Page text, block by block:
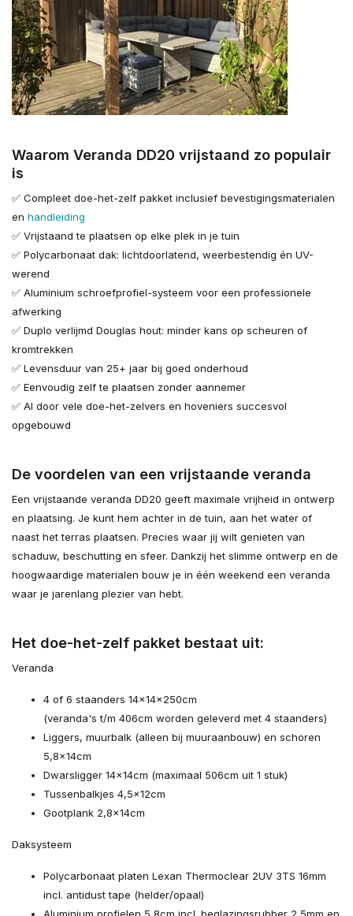
Waarom Veranda DD20 vrijstaand zo populair
is
✅ Compleet doe-het-zelf pakket inclusief bevestigingsmaterialen
en handleiding
✅ Vrijstaand te plaatsen op elke plek in je tuin
✅ Polycarbonaat dak: lichtdoorlatend, weerbestendig én UV-
werend
✅ Aluminium schroefprofiel-systeem voor een professionele
afwerking
✅ Duplo verlijmd Douglas hout: minder kans op scheuren of
kromtrekken
✅ Levensduur van 25+ jaar bij goed onderhoud
✅ Eenvoudig zelf te plaatsen zonder aannemer
✅ Al door vele doe-het-zelvers en hoveniers succesvol
opgebouwd
De voordelen van een vrijstaande veranda
Een vrijstaande veranda DD20 geeft maximale vrijheid in ontwerp
en plaatsing. Je kunt hem achter in de tuin, aan het water of
naast het terras plaatsen. Precies waar jij wilt genieten van
schaduw, beschutting en sfeer. Dankzij het slimme ontwerp en de
hoogwaardige materialen bouw je in één weekend een veranda
waar je jarenlang plezier van hebt.
Het doe-het-zelf pakket bestaat uit:
Veranda
4 of 6 staanders 14×14×250cm
(veranda's t/m 406cm worden geleverd met 4 staanders)
Liggers, muurbalk (alleen bij muuraanbouw) en schoren
5,8×14cm
Dwarsligger 14×14cm (maximaal 506cm uit 1 stuk)
Tussenbalkjes 4,5×12cm
Gootplank 2,8×14cm
Daksysteem
Polycarbonaat platen Lexan Thermoclear 2UV 3TS 16mm
incl. antidust tape (helder/opaal)